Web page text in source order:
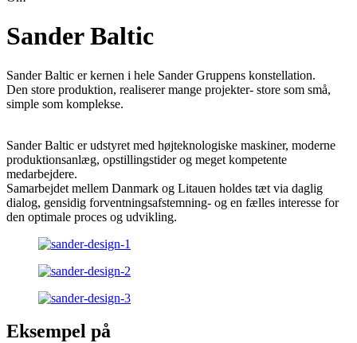
Sander Baltic
Sander Baltic er kernen i hele Sander Gruppens konstellation.
Den store produktion, realiserer mange projekter- store som små,
simple som komplekse.
Sander Baltic er udstyret med højteknologiske maskiner, moderne
produktionsanlæg, opstillingstider og meget kompetente
medarbejdere.
Samarbejdet mellem Danmark og Litauen holdes tæt via daglig
dialog, gensidig forventningsafstemning- og en fælles interesse for
den optimale proces og udvikling.
Eksempel på